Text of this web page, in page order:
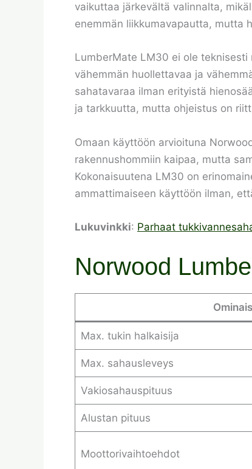
vaikuttaa järkevältä valinnalta,
enemmän liikkumavapautta, mutta
LumberMate LM30 ei ole
vähemmän huollettavaa ja
sahatavaraa ilman erityistä
ja tarkkuutta, mutta ohjeistus on
Omaan käyttöön arvioituna
rakennushommiin kaipaa, mutta
Kokonaisuutena LM30 on
ammattimaiseen käyttöön ilman,
Lukuvinkki: Parhaat
Norwood
Max. tukin halkaisija
Max. sahausleveys
Vakiosahauspituus
Alustan pituus
Moottorivaihtoehdot